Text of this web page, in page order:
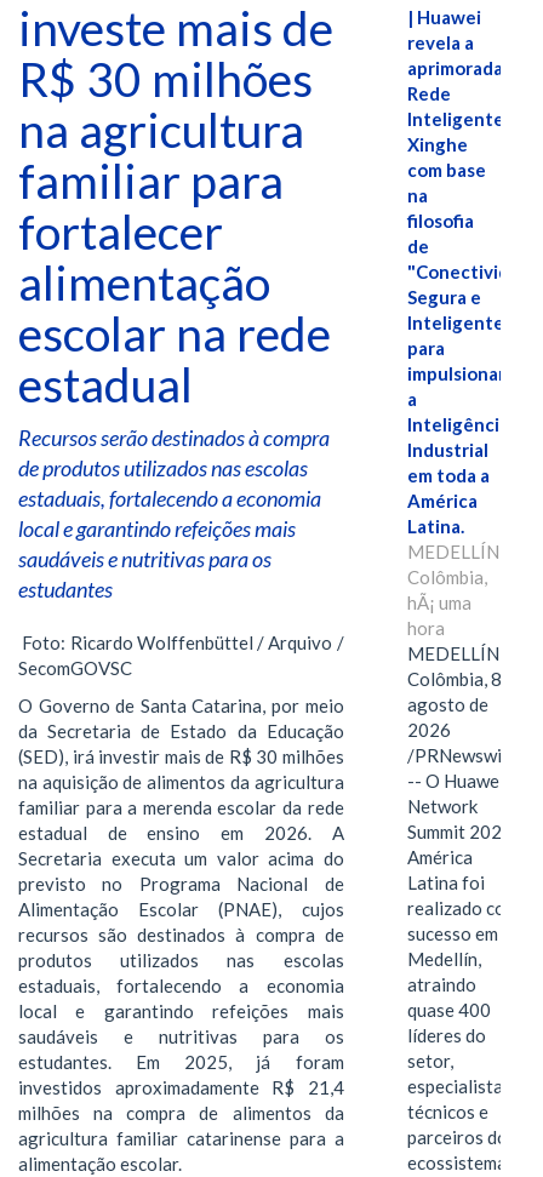
investe mais de
R$ 30 milhões
na agricultura
familiar para
fortalecer
alimentação
escolar na rede
estadual
Recursos serão destinados à compra
de produtos utilizados nas escolas
estaduais, fortalecendo a economia
local e garantindo refeições mais
saudáveis e nutritivas para os
estudantes
Foto: Ricardo Wolffenbüttel / Arquivo /
SecomGOVSC
O Governo de Santa Catarina, por meio
da Secretaria de Estado da Educação
(SED), irá investir mais de R$ 30 milhões
na aquisição de alimentos da agricultura
familiar para a merenda escolar da rede
estadual de ensino em 2026. A
Secretaria executa um valor acima do
previsto no Programa Nacional de
Alimentação Escolar (PNAE), cujos
recursos são destinados à compra de
produtos utilizados nas escolas
estaduais, fortalecendo a economia
local e garantindo refeições mais
saudáveis e nutritivas para os
estudantes. Em 2025, já foram
investidos aproximadamente R$ 21,4
milhões na compra de alimentos da
agricultura familiar catarinense para a
alimentação escolar.
| Huawei
revela a
aprimorada
Rede
Inteligente
Xinghe
com base
na
filosofia
de
"Conectividade
Segura e
Inteligente"
para
impulsionar
a
Inteligência
Industrial
em toda a
América
Latina.
MEDELLÍN,
Colômbia,
hÃ¡ uma
hora
MEDELLÍN,
Colômbia, 8 de
agosto de
2026
/PRNewswire/
-- O Huawei
Network
Summit 2026
América
Latina foi
realizado com
sucesso em
Medellín,
atraindo
quase 400
líderes do
setor,
especialistas
técnicos e
parceiros do
ecossistema.…